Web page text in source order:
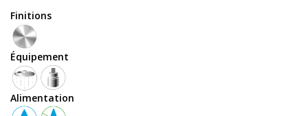
Équipement
Finitions
Équipement
Alimentation